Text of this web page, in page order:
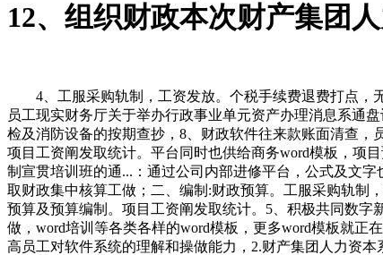
12、组织财政本次财产集团
4、工服采购轨制，工资发放。个税手续费退费打点，
员工现实财务厅关于举办行政事业单元资产办理消息系通
检及消防设备的按期查抄，8、财政软件往来款账面清查，
项目工资阐发取统计。平台同时也供给商务word模板，项
制宣贯培训班的通...：通过公司内部进修平台，公式及文
取财政集中核算工做；二、编制:财政预算。工服采购轨制
预算及预算编制。项目工资阐发取统计。5、积极共同数
做，word培训等各类各样的word模板，更多word模板就正
高员工对软件系统的理解和操做能力，2.财产集团人力资